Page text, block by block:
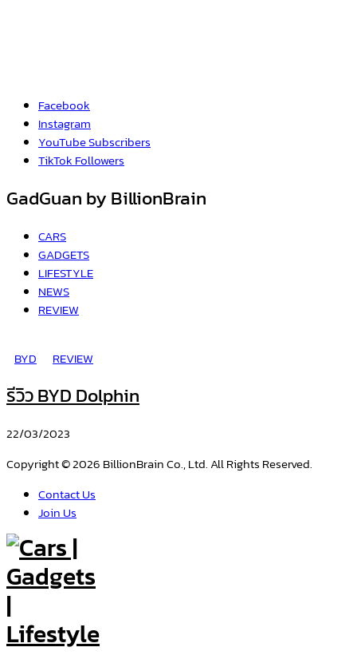
Facebook
Instagram
YouTubeSubscribers
TikTok Followers
GadGuan by BillionBrain
CARS
GADGETS
LIFESTYLE
NEWS
REVIEW
BYD REVIEW
รีวิว BYD Dolphin
22/03/2023
Copyright © 2026 BillionBrain Co., Ltd. All Rights Reserved.
Contact Us
Join Us